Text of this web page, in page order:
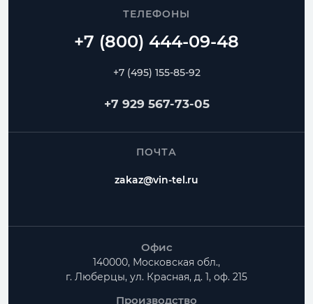
ТЕЛЕФОНЫ
+7 (495) 155-85-92
+7 929 567-73-05
ПОЧТА
zakaz@vin-tel.ru
Офис
140000, Московская обл.,
г. Люберцы, ул. Красная, д. 1, оф. 215
Производство